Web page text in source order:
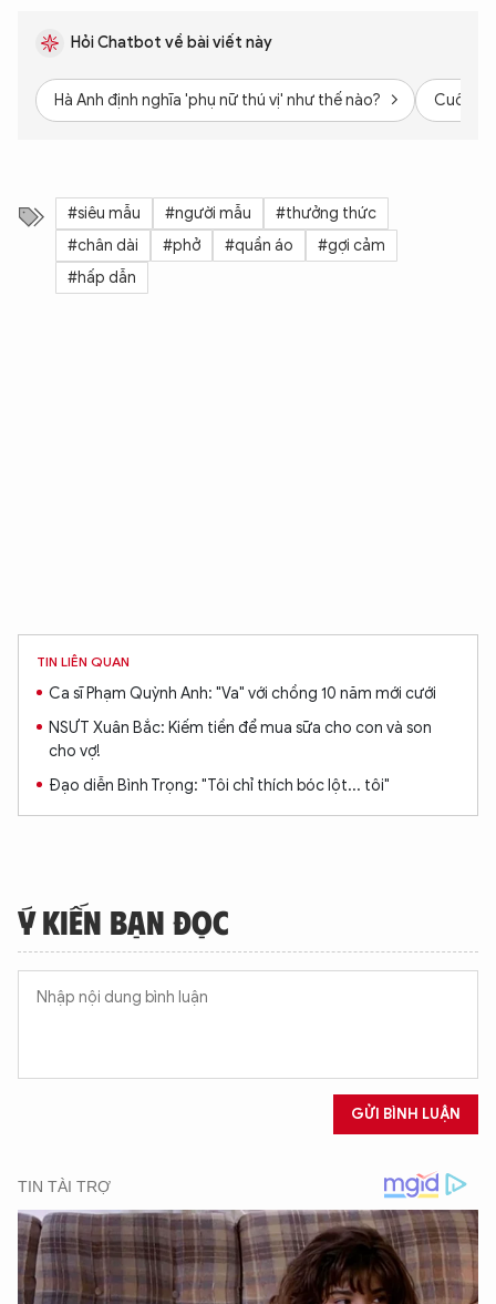
Hỏi Chatbot về bài viết này
Hà Anh định nghĩa 'phụ nữ thú vị' như thế nào? Cuốn
#siêu mẫu #người mẫu
#thưởng thức
#chân dài
#phở #quần áo
#gợi cảm
#hấp dẫn
TIN LIÊN QUAN
Ca sĩ Phạm Quỳnh Anh: "Va" với chồng 10 năm mới cưới
NSƯT Xuân Bắc: Kiếm tiền để mua sữa cho con và son
cho vợ!
Đạo diễn Bình Trọng: "Tôi chỉ thích bóc lột... tôi"
Ý KIẾN BẠN ĐỌC
GỬI BÌNH LUẬN
XIN CHÀO,
TÔI LÀ CHATBOT CỦA